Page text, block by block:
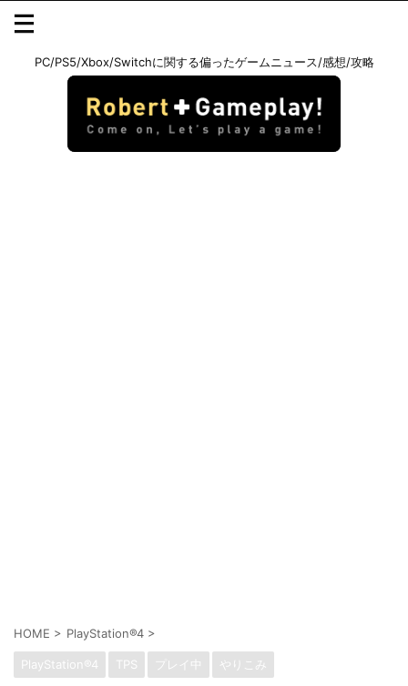
PC/PS5/Xbox/Switchに関する偏ったゲームニュース/感想/攻略
HOME > PlayStation®4 >
PlayStation®4 TPS プレイ中 やりこみ